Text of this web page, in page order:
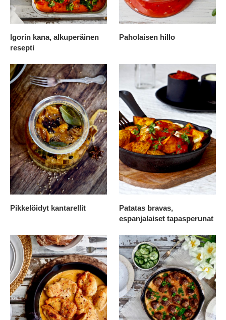
Igorin kana, alkuperäinen
resepti
Paholaisen hillo
Pikkelöidyt kantarellit
Patatas bravas,
espanjalaiset tapasperunat